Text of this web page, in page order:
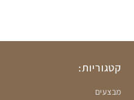
קטגוריות:
מבצעים